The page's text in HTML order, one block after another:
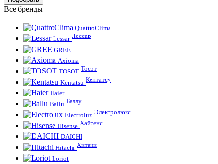
Все бренды
QuattroClima
Lessar Лессар
GREE
Axioma
TOSOT Тосот
Kentatsu Кентатсу
Haier
Ballu Баллу
Electrolux Электролюкс
Hisense Хайсенс
DAICHI
Hitachi Хитачи
Loriot